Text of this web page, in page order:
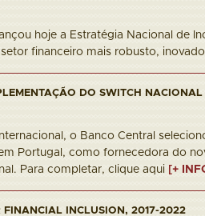
hoje a Estratégia Nacional de
financeiro mais robusto,
DO SWITCH NACIONAL
o Banco Central
Portugal, como fornecedora do
Para completar, clique aqui [+
FINANCIAL INCLUSION, 2017-2022